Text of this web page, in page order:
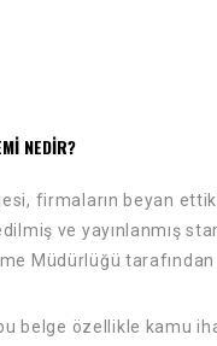
NEDIR?
firmaların beyan
ve yayınlanmış
Müdürlüğü tarafından
belge özellikle kamu